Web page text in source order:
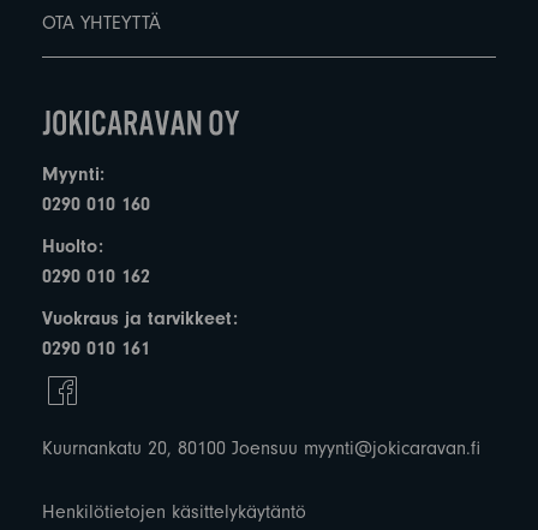
OTA YHTEYTTÄ
Myynti:
0290 010 160
Huolto:
0290 010 162
Vuokraus ja tarvikkeet:
0290 010 161
Kuurnankatu 20, 80100 Joensuu myynti@jokicaravan.fi
Henkilötietojen käsittelykäytäntö